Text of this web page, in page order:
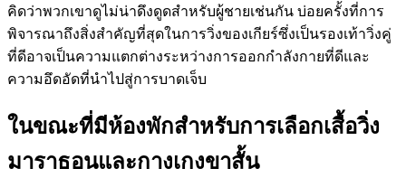
คิดว่าพวกเขาดูไม่น่าดึงดูดสำหรับผู้ชายเช่นกัน บ่อยครั้งที่การ
พิจารณาถึงสิ่งสำคัญที่สุดในการวิ่งของเกียร์ซึ่งเป็นรองเท้าวิ่งคู่
ที่ดีอาจเป็นความแตกต่างระหว่างการออกกำลังกายที่ดีและ
ความอึดอัดที่นำไปสู่การบาดเจ็บ
ในขณะที่มีห้องพักสำหรับการเลือกเสื้อวิ่ง
มาราธอนและกางเกงขาสั้น